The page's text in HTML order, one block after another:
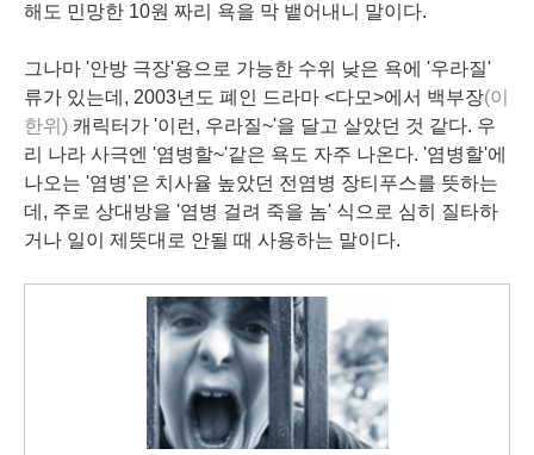
해도 민망한 10원 짜리 욕을 막 뱉어내니 말이다.
그나마 '안방 극장'용으로 가능한 수위 낮은 욕에 '우라질'
류가 있는데, 2003년도 폐인 드라마 <다모>에서 백부장(이
한위) 캐릭터가 '이런, 우라질~'을 달고 살았던 것 같다. 우
리 나라 사극엔 '염병할~'같은 욕도 자주 나온다. '염병할'에
나오는 '염병'은 치사율 높았던 전염병 장티푸스를 뜻하는
데, 주로 상대방을 '염병 걸려 죽을 놈' 식으로 심히 질타하
거나 일이 제뜻대로 안될 때 사용하는 말이다.